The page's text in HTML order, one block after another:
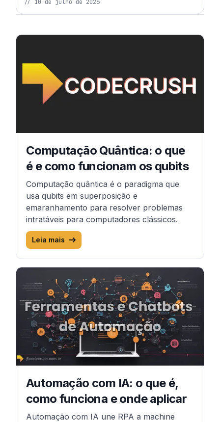
// 10 de julho de 2026
Continue navegando
Artigo anterior
Computação Quântica: o que
é e como funcionam os qubits
Computação quântica é o paradigma que
usa qubits em superposição e
emaranhamento para resolver problemas
intratáveis para computadores clássicos.
Leia mais
Próximo artigo
Automação com IA: o que é,
como funciona e onde aplicar
Automação com IA une RPA a machine